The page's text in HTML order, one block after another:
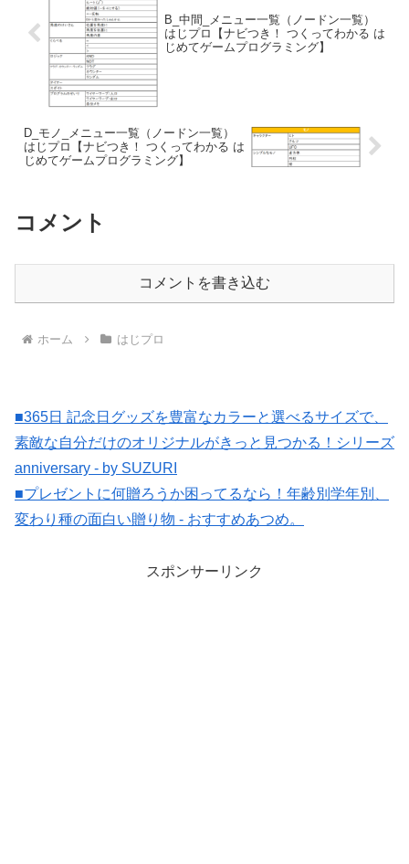
B_中間_メニュー一覧（ノードン一覧）
はじプロ【ナビつき！ つくってわかる は
じめてゲームプログラミング】
D_モノ_メニュー一覧（ノードン一覧）
はじプロ【ナビつき！ つくってわかる は
じめてゲームプログラミング】
コメント
コメントを書き込む
ホーム はじプロ
■365日 記念日グッズを豊富なカラーと選べるサイズで、
素敵な自分だけのオリジナルがきっと見つかる！シリーズ
anniversary - by SUZURI
■プレゼントに何贈ろうか困ってるなら！年齢別学年別、
変わり種の面白い贈り物 - おすすめあつめ。
スポンサーリンク